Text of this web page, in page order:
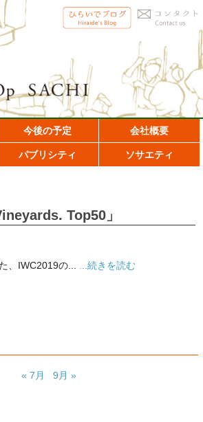
今後の予定 会社概要
パブリシティ ソサエティ
Top50」
、IWC2019の... ...続きを読む
« 7月 9月 »